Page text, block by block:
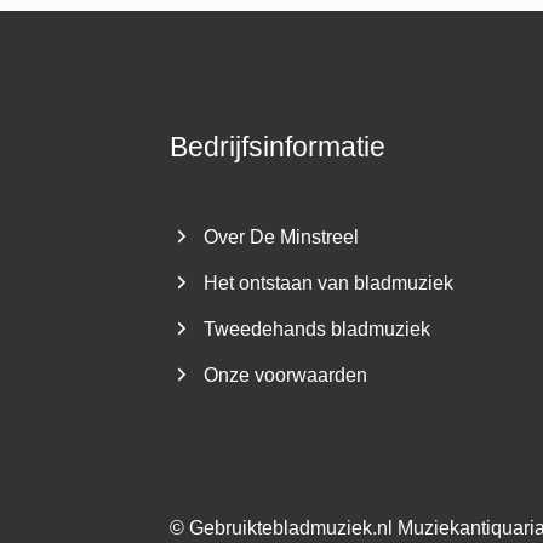
Bedrijfsinformatie
Over De Minstreel
Het ontstaan van bladmuziek
Tweedehands bladmuziek
Onze voorwaarden
©Gebruiktebladmuziek.nl